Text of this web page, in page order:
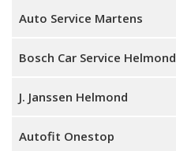
Auto Service Martens
Bosch Car Service Helmond
J. Janssen Helmond
Autofit Onestop